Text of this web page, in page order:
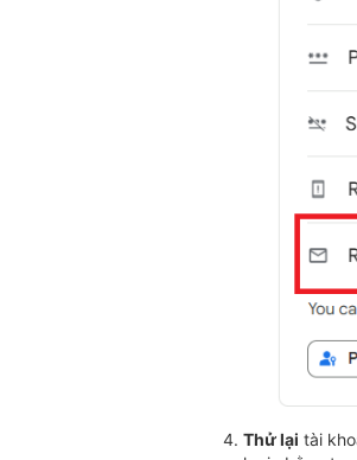
Thử lại tài